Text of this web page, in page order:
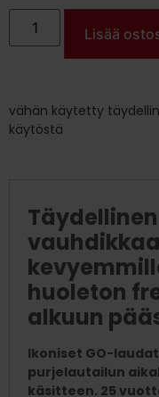
Lisää
vähän käytetty
käytöstä
huoleton
alkuun
Ikoniset GO-
purjelautailun
käsitteen. 25